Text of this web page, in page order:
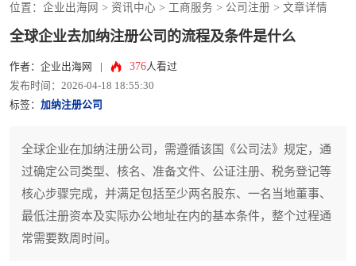
位置： 企业出海网 > 资讯中心 > 工商服务 > 公司注册 > 文章详情
全球企业去加纳注册公司的流程及条件是什么
作者：企业出海网 376人看过
发布时间：2026-04-18 18:55:30
标签： 加纳注册公司
全球企业在加纳注册公司，需遵循该国《公司法》规定，通
过确定公司类型、核名、准备文件、公证注册、税务登记等
核心步骤完成，并满足包括至少两名股东、一名当地董事、
最低注册资本及实际办公地址在内的基本条件，整个过程通
常需要数周时间。